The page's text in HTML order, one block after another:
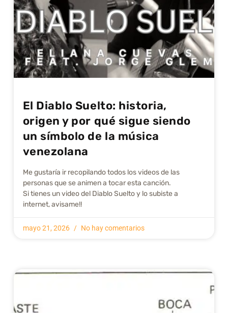
El Diablo Suelto: historia,
origen y por qué sigue siendo
un símbolo de la música
venezolana
Me gustarí­a ir recopilando todos los videos de las
personas que se animen a tocar esta canción.
Si tienes un video del Diablo Suelto y lo subiste a
internet, avisame!!
mayo 21, 2026 No hay comentarios